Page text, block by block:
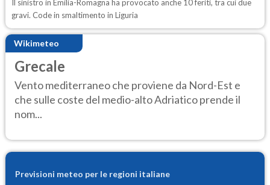
Il sinistro in Emilia-Romagna ha provocato anche 10 feriti, tra cui due
gravi. Code in smaltimento in Liguria
Wikimeteo
Grecale
Vento mediterraneo che proviene da Nord-Est e
che sulle coste del medio-alto Adriatico prende il
nom...
Previsioni meteo per le regioni italiane